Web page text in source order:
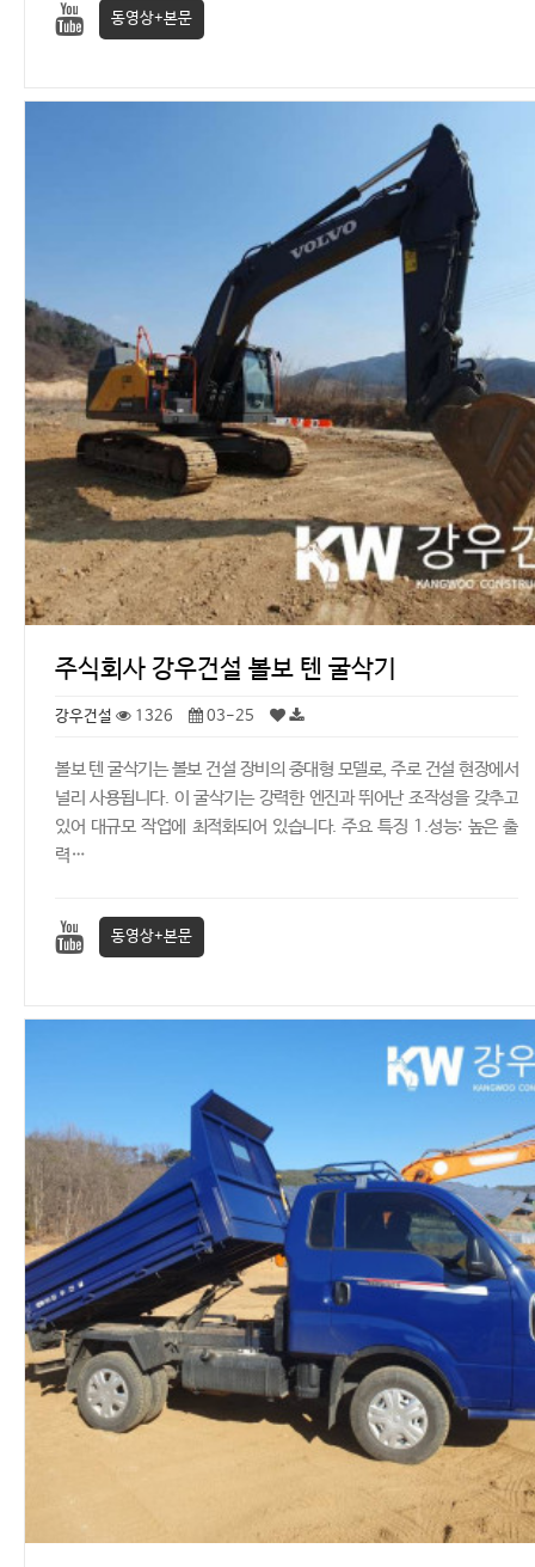
동영상+본문
주식회사 강우건설 볼보 텐 굴삭기
강우건설 1326 03-25
볼보 텐 굴삭기는 볼보 건설 장비의 중대형 모델로, 주로 건설 현장에서
널리 사용됩니다. 이 굴삭기는 강력한 엔진과 뛰어난 조작성을 갖추고
있어 대규모 작업에 최적화되어 있습니다. 주요 특징 1.성능: 높은 출
력…
동영상+본문